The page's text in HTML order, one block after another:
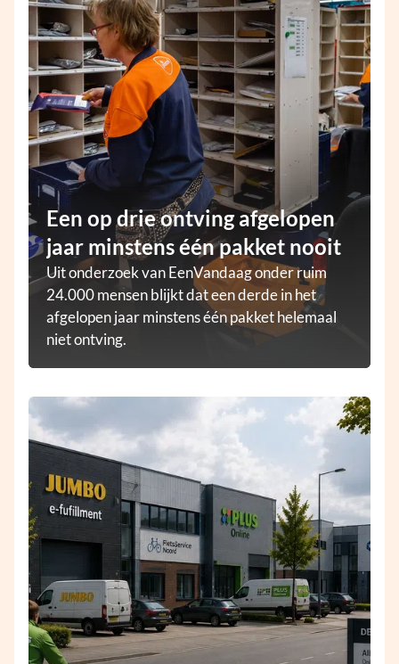
Een op drie ontving afgelopen
jaar minstens één pakket nooit
Uit onderzoek van EenVandaag onder ruim
24.000 mensen blijkt dat een derde in het
afgelopen jaar minstens één pakket helemaal
niet ontving.